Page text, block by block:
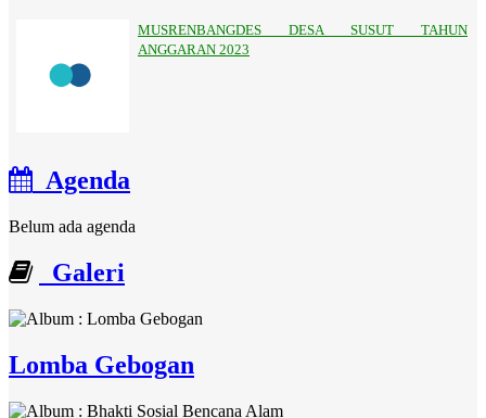
MUSRENBANGDES DESA SUSUT TAHUN
ANGGARAN 2023
Agenda
Belum ada agenda
Galeri
Lomba Gebogan